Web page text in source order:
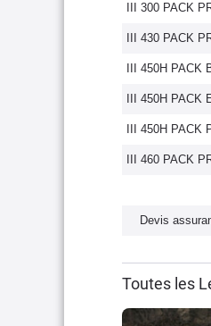
III 300 PACK
III 430 PACK
III 450H PACK
III 450H PACK
III 450H PACK
III 460 PACK
Devis
Toutes les